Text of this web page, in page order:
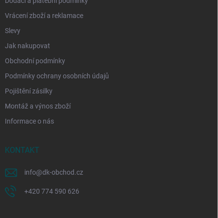
Vrácení zboží a reklamace
Slevy
Jak nakupovat
Obchodní podmínky
Podmínky ochrany osobních údajů
Pojištění zásilky
Montáž a výnos zboží
Informace o nás
KONTAKT
info@dk-obchod.cz
+420 774 590 626